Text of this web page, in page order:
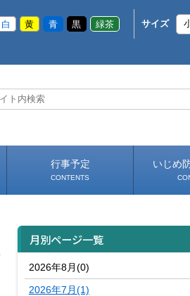
白 黄 青 黒 緑茶 サイズ
行事予定
CONTENTS
いじめ
月別ページ一覧
2026年8月(0)
2026年7月(1)